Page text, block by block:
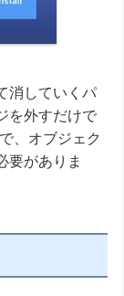
消していくパ
を外すだけで
、オブジェク
要がありま